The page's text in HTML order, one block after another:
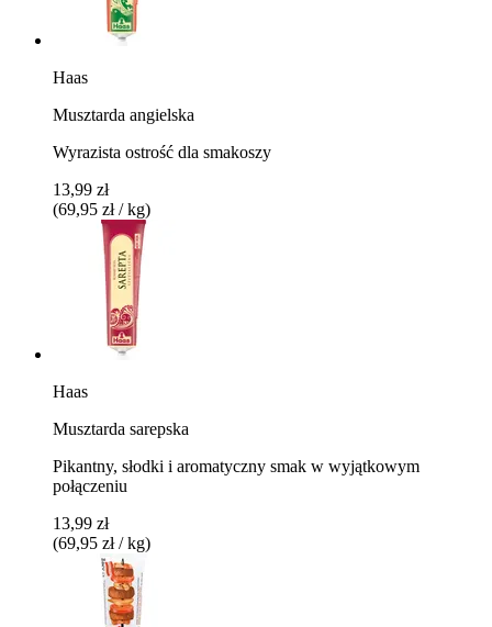
Haas
Musztarda angielska
Wyrazista ostrość dla smakoszy
13,99 zł
(69,95 zł / kg)
Haas
Musztarda sarepska
Pikantny, słodki i aromatyczny smak w wyjątkowym
połączeniu
13,99 zł
(69,95 zł / kg)